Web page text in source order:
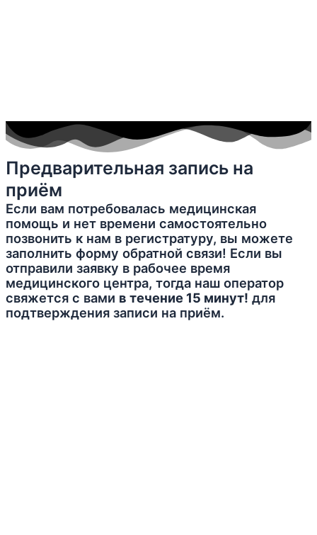
Предварительная запись на
приём
Если вам потребовалась медицинская
помощь и нет времени самостоятельно
позвонить к нам в регистратуру, вы можете
заполнить форму обратной связи! Если вы
отправили заявку в рабочее время
медицинского центра, тогда наш оператор
свяжется с вами в течение 15 минут! для
подтверждения записи на приём.